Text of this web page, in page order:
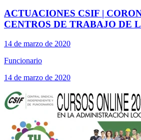
ACTUACIONES CSIF |
CENTROS DE TRABAJO DE
14 de marzo de 2020
Funcionario
14 de marzo de 2020